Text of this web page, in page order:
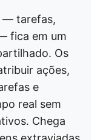
— tarefas,
fica em um
Os
ações,
e
real sem
Chega